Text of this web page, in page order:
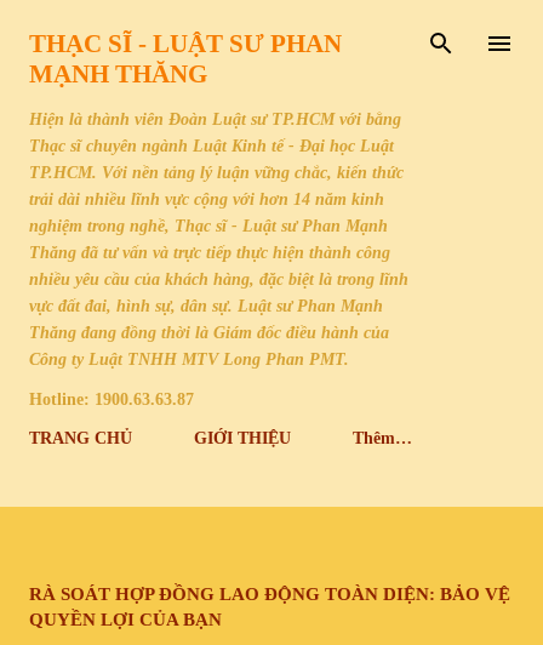
THẠC SĨ - LUẬT SƯ PHAN
MẠNH THĂNG
Hiện là thành viên Đoàn Luật sư TP.HCM với bằng
Thạc sĩ chuyên ngành Luật Kinh tế - Đại học Luật
TP.HCM. Với nền tảng lý luận vững chắc, kiến thức
trải dài nhiều lĩnh vực cộng với hơn 14 năm kinh
nghiệm trong nghề, Thạc sĩ - Luật sư Phan Mạnh
Thăng đã tư vấn và trực tiếp thực hiện thành công
nhiều yêu cầu của khách hàng, đặc biệt là trong lĩnh
vực đất đai, hình sự, dân sự. Luật sư Phan Mạnh
Thăng đang đồng thời là Giám đốc điều hành của
Công ty Luật TNHH MTV Long Phan PMT.
Hotline: 1900.63.63.87
TRANG CHỦ GIỚI THIỆU Thêm…
RÀ SOÁT HỢP ĐỒNG LAO ĐỘNG TOÀN DIỆN: BẢO VỆ
QUYỀN LỢI CỦA BẠN